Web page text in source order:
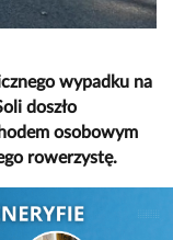
wypadku na
doszło
osobowym
rowerzystę.